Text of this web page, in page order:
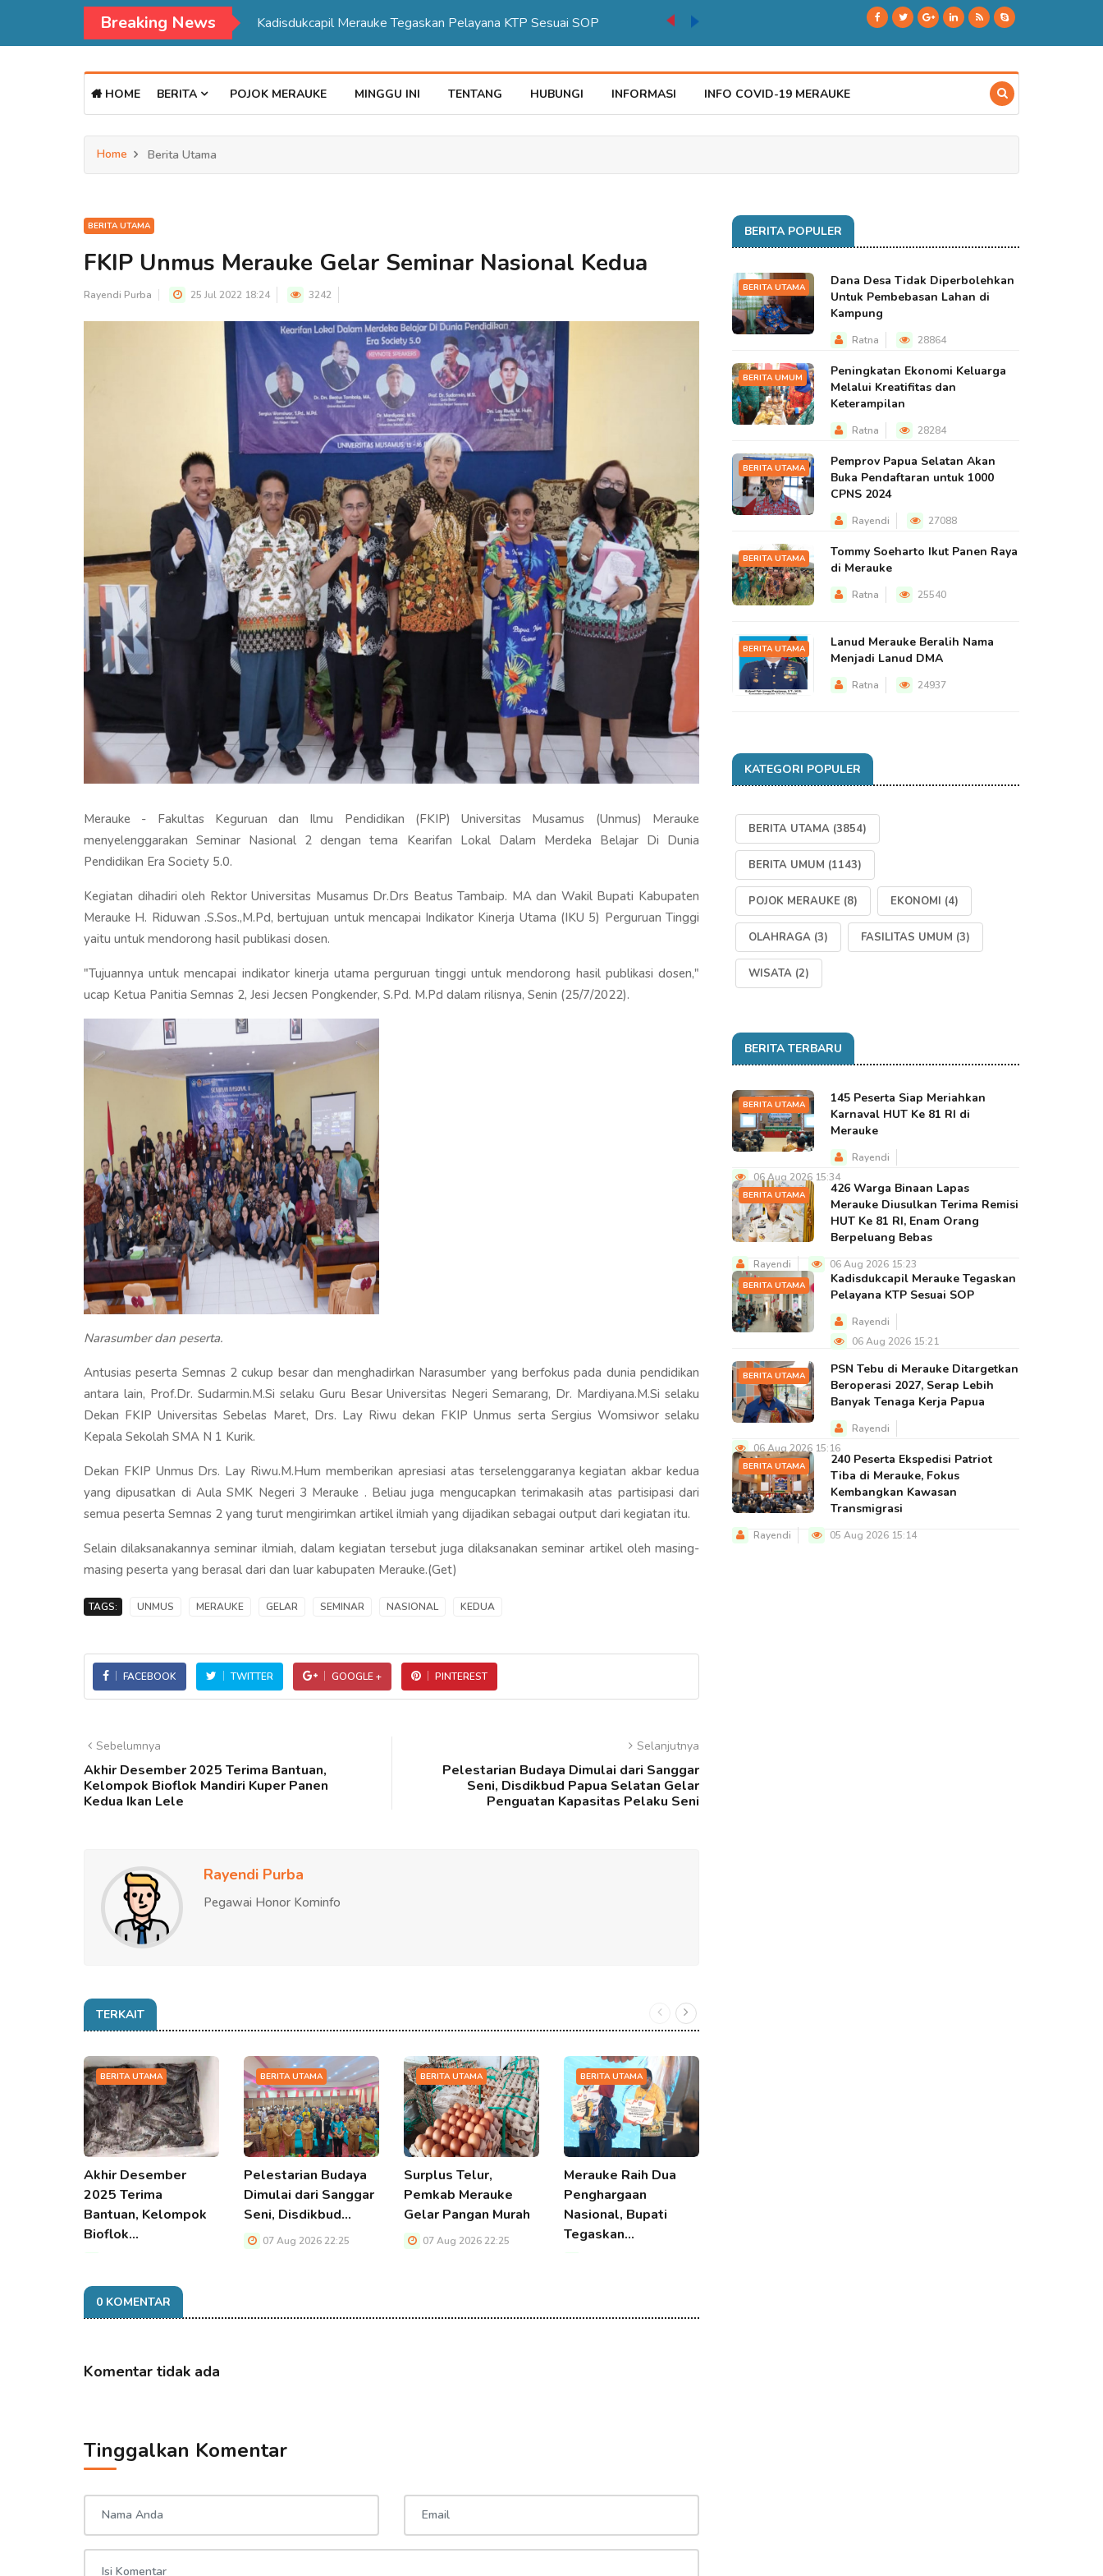
Breaking News Kadisdukcapil Merauke Tegaskan Pelayana KTP Sesuai SOP
HOME BERITA POJOK MERAUKE MINGGU INI TENTANG HUBUNGI INFORMASI INFO COVID-19 MERAUKE
Home Berita Utama
BERITA UTAMA
FKIP Unmus Merauke Gelar Seminar Nasional Kedua
Rayendi Purba 25 Jul 2022 18:24 3242
Merauke - Fakultas Keguruan dan Ilmu Pendidikan (FKIP) Universitas Musamus (Unmus) Merauke
menyelenggarakan Seminar Nasional 2 dengan tema Kearifan Lokal Dalam Merdeka Belajar Di Dunia
Pendidikan Era Society 5.0.
Kegiatan dihadiri oleh Rektor Universitas Musamus Dr.Drs Beatus Tambaip. MA dan Wakil Bupati Kabupaten
Merauke H. Riduwan .S.Sos.,M.Pd, bertujuan untuk mencapai Indikator Kinerja Utama (IKU 5) Perguruan Tinggi
yaitu untuk mendorong hasil publikasi dosen.
"Tujuannya untuk mencapai indikator kinerja utama perguruan tinggi untuk mendorong hasil publikasi dosen,"
ucap Ketua Panitia Semnas 2, Jesi Jecsen Pongkender, S.Pd. M.Pd dalam rilisnya, Senin (25/7/2022).
Narasumber dan peserta.
Antusias peserta Semnas 2 cukup besar dan menghadirkan Narasumber yang berfokus pada dunia pendidikan
antara lain, Prof.Dr. Sudarmin.M.Si selaku Guru Besar Universitas Negeri Semarang, Dr. Mardiyana.M.Si selaku
Dekan FKIP Universitas Sebelas Maret, Drs. Lay Riwu dekan FKIP Unmus serta Sergius Womsiwor selaku
Kepala Sekolah SMA N 1 Kurik.
Dekan FKIP Unmus Drs. Lay Riwu.M.Hum memberikan apresiasi atas terselenggaranya kegiatan akbar kedua
yang dipusatkan di Aula SMK Negeri 3 Merauke . Beliau juga mengucapkan terimakasih atas partisipasi dari
semua peserta Semnas 2 yang turut mengirimkan artikel ilmiah yang dijadikan sebagai output dari kegiatan itu.
Selain dilaksanakannya seminar ilmiah, dalam kegiatan tersebut juga dilaksanakan seminar artikel oleh masing-
masing peserta yang berasal dari dan luar kabupaten Merauke.(Get)
TAGS: UNMUS MERAUKE GELAR SEMINAR NASIONAL KEDUA
FACEBOOK TWITTER GOOGLE + PINTEREST
Sebelumnya
Akhir Desember 2025 Terima Bantuan,
Kelompok Bioflok Mandiri Kuper Panen
Kedua Ikan Lele
Selanjutnya
Pelestarian Budaya Dimulai dari Sanggar
Seni, Disdikbud Papua Selatan Gelar
Penguatan Kapasitas Pelaku Seni
Rayendi Purba
Pegawai Honor Kominfo
TERKAIT
BERITA UTAMA
Akhir Desember
2025 Terima
Bantuan, Kelompok
Bioflok…
BERITA UTAMA
Pelestarian Budaya
Dimulai dari Sanggar
Seni, Disdikbud…
07 Aug 2026 22:25
BERITA UTAMA
Surplus Telur,
Pemkab Merauke
Gelar Pangan Murah
07 Aug 2026 22:25
BERITA UTAMA
Merauke Raih Dua
Penghargaan
Nasional, Bupati
Tegaskan…
0 KOMENTAR
Komentar tidak ada
Tinggalkan Komentar
BERITA POPULER
BERITA UTAMA
Dana Desa Tidak Diperbolehkan
Untuk Pembebasan Lahan di
Kampung
Ratna 28864
BERITA UMUM
Peningkatan Ekonomi Keluarga
Melalui Kreatifitas dan
Keterampilan
Ratna 28284
BERITA UTAMA
Pemprov Papua Selatan Akan
Buka Pendaftaran untuk 1000
CPNS 2024
Rayendi 27088
BERITA UTAMA
Tommy Soeharto Ikut Panen Raya
di Merauke
Ratna 25540
BERITA UTAMA
Lanud Merauke Beralih Nama
Menjadi Lanud DMA
Ratna 24937
KATEGORI POPULER
BERITA UTAMA (3854)
BERITA UMUM (1143)
POJOK MERAUKE (8) EKONOMI (4)
OLAHRAGA (3) FASILITAS UMUM (3)
WISATA (2)
BERITA TERBARU
BERITA UTAMA
145 Peserta Siap Meriahkan
Karnaval HUT Ke 81 RI di
Merauke
Rayendi
06 Aug 2026 15:34
BERITA UTAMA
426 Warga Binaan Lapas
Merauke Diusulkan Terima Remisi
HUT Ke 81 RI, Enam Orang
Berpeluang Bebas
Rayendi 06 Aug 2026 15:23
BERITA UTAMA
Kadisdukcapil Merauke Tegaskan
Pelayana KTP Sesuai SOP
Rayendi
06 Aug 2026 15:21
BERITA UTAMA
PSN Tebu di Merauke Ditargetkan
Beroperasi 2027, Serap Lebih
Banyak Tenaga Kerja Papua
Rayendi
06 Aug 2026 15:16
BERITA UTAMA
240 Peserta Ekspedisi Patriot
Tiba di Merauke, Fokus
Kembangkan Kawasan
Transmigrasi
Rayendi 05 Aug 2026 15:14